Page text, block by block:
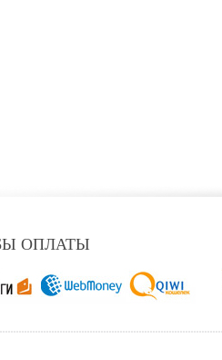
ОПЛАТЫ